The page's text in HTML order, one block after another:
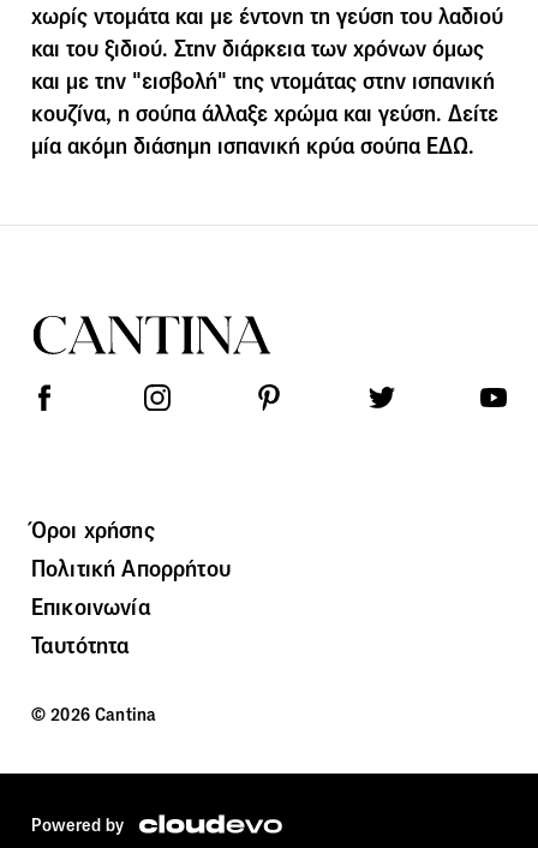
χωρίς ντομάτα και με έντονη τη γεύση του λαδιού
και του ξιδιού. Στην διάρκεια των χρόνων όμως
και με την "εισβολή" της ντομάτας στην ισπανική
κουζίνα, η σούπα άλλαξε χρώμα και γεύση. Δείτε
μία ακόμη διάσημη ισπανική κρύα σούπα ΕΔΩ.
Όροι χρήσης
Πολιτική Απορρήτου
Επικοινωνία
Ταυτότητα
© 2026 Cantina
Powered by